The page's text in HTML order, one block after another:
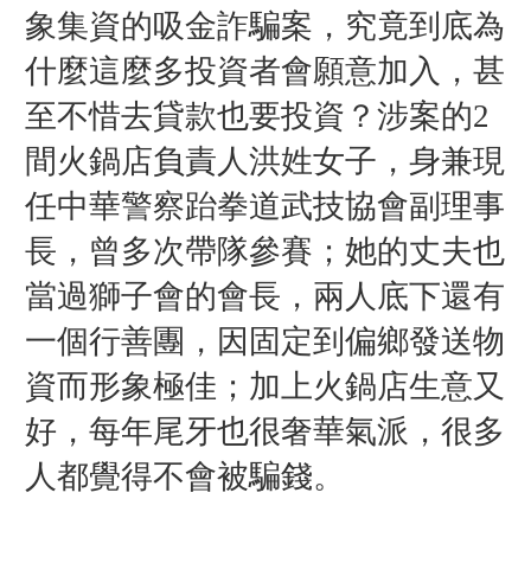
象集資的吸金詐騙案，究竟到底為
什麼這麼多投資者會願意加入，甚
至不惜去貸款也要投資？涉案的2
間火鍋店負責人洪姓女子，身兼現
任中華警察跆拳道武技協會副理事
長，曾多次帶隊參賽；她的丈夫也
當過獅子會的會長，兩人底下還有
一個行善團，因固定到偏鄉發送物
資而形象極佳；加上火鍋店生意又
好，每年尾牙也很奢華氣派，很多
人都覺得不會被騙錢。